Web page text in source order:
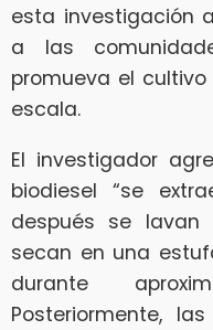
esta investigación
a las
promueva el
escala.
El investigador
biodiesel “se
después se
secan en una
durante
Posteriormente,